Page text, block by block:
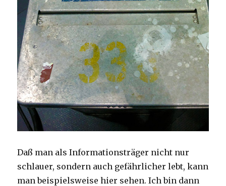
Daß man als Informationsträger nicht nur
schlauer, sondern auch gefährlicher lebt, kann
man beispielsweise hier sehen. Ich bin dann